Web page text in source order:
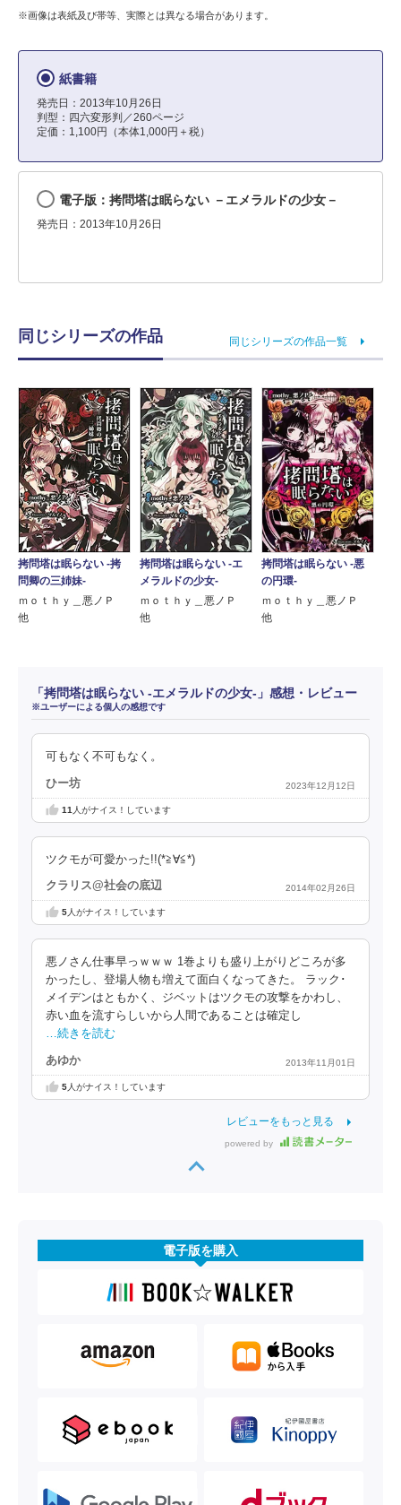
※画像は表紙及び帯等、実際とは異なる場合があります。
紙書籍
発売日：2013年10月26日
判型：四六変形判／260ページ
定価：1,100円（本体1,000円＋税）
電子版：拷問塔は眠らない －エメラルドの少女－
発売日：2013年10月26日
同じシリーズの作品 同じシリーズの作品一覧
拷問塔は眠らない ‐拷
問卿の三姉妹‐
ｍｏｔｈｙ＿悪ノＰ
他
拷問塔は眠らない ‐エ
メラルドの少女‐
ｍｏｔｈｙ＿悪ノＰ
他
拷問塔は眠らない ‐悪
の円環‐
ｍｏｔｈｙ＿悪ノＰ
他
「拷問塔は眠らない ‐エメラルドの少女‐」感想・レビュー
※ユーザーによる個人の感想です
可もなく不可もなく。
ひー坊 2023年12月12日
11 人がナイス！しています
ツクモが可愛かった!!(*≧∀≦*)
クラリス@社会の底辺 2014年02月26日
5人がナイス！しています
悪ノさん仕事早っｗｗｗ 1巻よりも盛り上がりどころが多
かったし、登場人物も増えて面白くなってきた。 ラック･
メイデンはともかく、ジベットはツクモの攻撃をかわし、
赤い血を流すらしいから人間であることは確定し
…続きを読む
あゆか 2013年11月01日
5人がナイス！しています
レビューをもっと見る
powered by
電子版を購入